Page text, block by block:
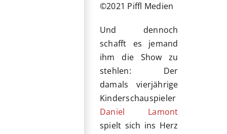
©2021 Piffl Medien
Und dennoch
schafft es jemand
ihm die Show zu
stehlen: Der
damals vierjährige
Kinderschauspieler
Daniel Lamont
spielt sich ins Herz